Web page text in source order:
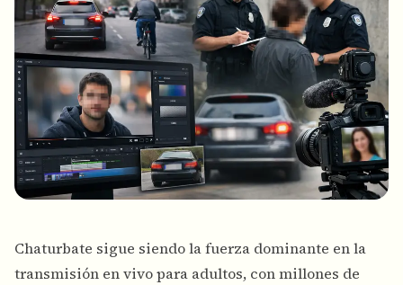
Chaturbate sigue siendo la fuerza dominante en la
transmisión en vivo para adultos, con millones de